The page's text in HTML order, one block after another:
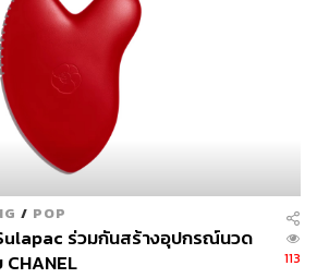
/ POP
ร่วมกันสร้างอุปกรณ์นวด
113